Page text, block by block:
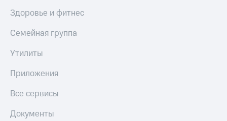
Здоровье и фитнес
Семейная группа
Утилиты
Приложения
Все сервисы
Документы